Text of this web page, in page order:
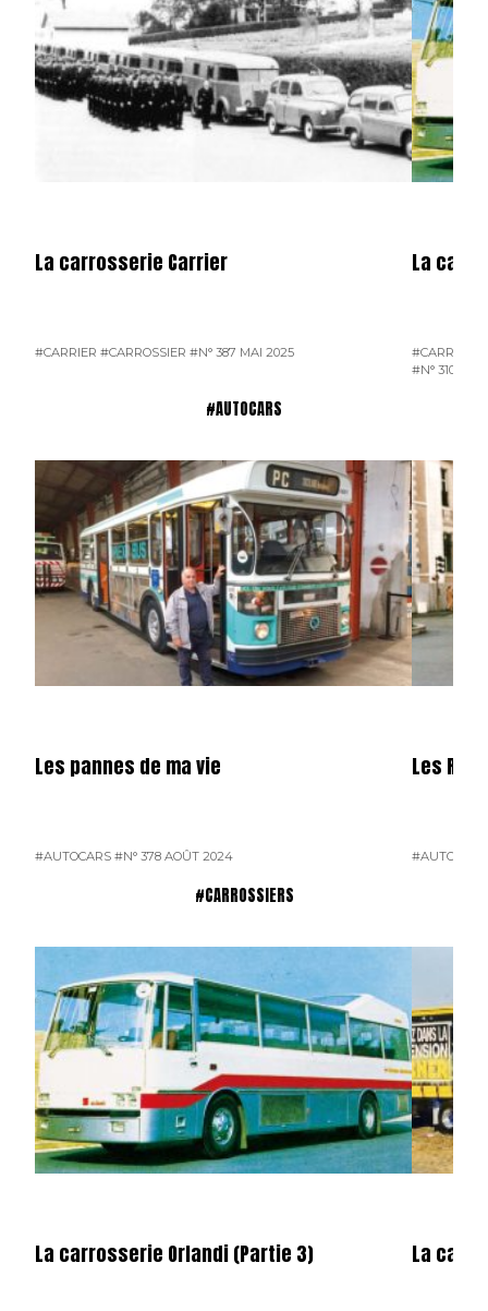
La carrosserie Carrier
#CARRIER #CARROSSIER #N° 387 MAI 2025
La
#N° 310
#AUTOCARS
Les pannes de ma vie
#AUTOCARS #N° 378 AOÛT 2024
Les R
#AUTOCARS
#CARROSSIERS
La carrosserie Orlandi (Partie 3) La